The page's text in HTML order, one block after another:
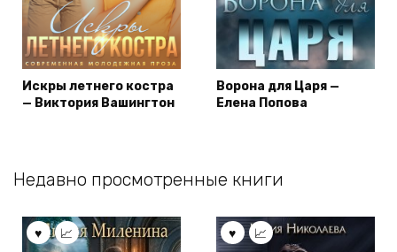
Искры летнего костра
— Виктория Вашингтон
Ворона для Царя —
Елена Попова
Недавно просмотренные книги